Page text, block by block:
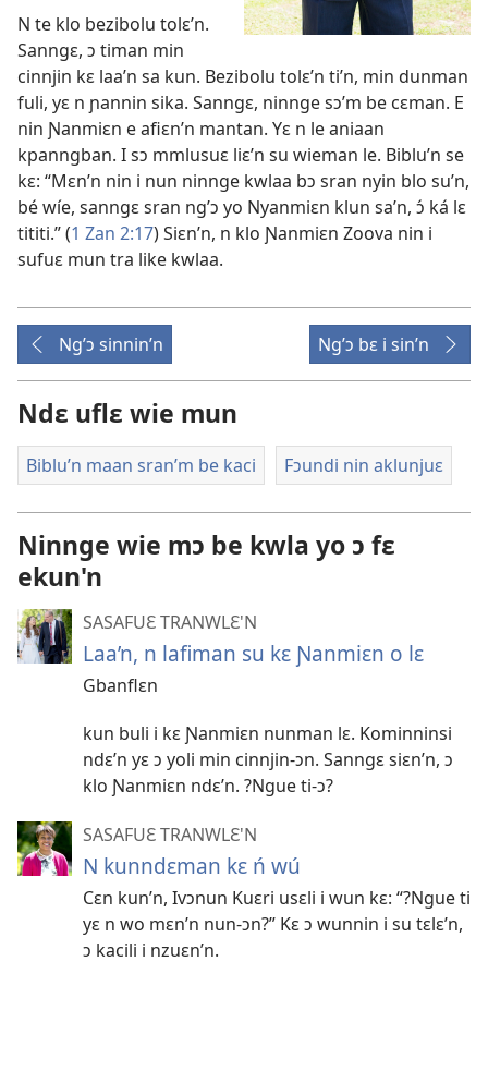
N te klo bezibolu tolɛ’n.
Sanngɛ, ɔ timan min
cinnjin kɛ laa’n sa kun. Bezibolu tolɛ’n ti’n, min dunman
fuli, yɛ n ɲannin sika. Sanngɛ, ninnge sɔ’m be cɛman. E
nin Ɲanmiɛn e afiɛn’n mantan. Yɛ n le aniaan
kpanngban. I sɔ mmlusuɛ liɛ’n su wieman le. Biblu’n se
kɛ: “Mɛn’n nin i nun ninnge kwlaa bɔ sran nyin blo su’n,
bé wíe, sanngɛ sran ng’ɔ yo Nyanmiɛn klun sa’n, ɔ́ ká lɛ
tititi.” (1 Zan 2:17) Siɛn’n, n klo Ɲanmiɛn Zoova nin i
sufuɛ mun tra like kwlaa.
Ng’ɔ sinnin’n Ng’ɔ bɛ i sin’n
Ndɛ uflɛ wie mun
Biblu’n maan sran’m be kaci Fɔundi nin aklunjuɛ
Ninnge wie mɔ be kwla yo ɔ fɛ
ekun'n
SASAFUƐ TRANWLƐ'N
Laa’n, n lafiman su kɛ Ɲanmiɛn o lɛ
Gbanflɛn
kun buli i kɛ Ɲanmiɛn nunman lɛ. Kominninsi
ndɛ’n yɛ ɔ yoli min cinnjin-ɔn. Sanngɛ siɛn’n, ɔ
klo Ɲanmiɛn ndɛ’n. ?Ngue ti-ɔ?
SASAFUƐ TRANWLƐ'N
N kunndɛman kɛ ń wú
Cɛn kun’n, Ivɔnun Kuɛri usɛli i wun kɛ: “?Ngue ti
yɛ n wo mɛn’n nun-ɔn?” Kɛ ɔ wunnin i su tɛlɛ’n,
ɔ kacili i nzuɛn’n.